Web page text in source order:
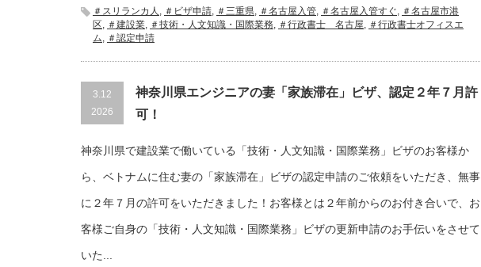
＃スリランカ人 , ＃ビザ申請, ＃三重県, ＃名古屋入管, ＃名古屋入管すぐ, ＃名古屋市港
区, ＃建設業, ＃技術・人文知識・国際業務, ＃行政書士 名古屋, ＃行政書士オフィスエ
ム, ＃認定申請
3.12
2026
神奈川県エンジニアの妻「家族滞在」ビザ、認定２年７月許
可！
神奈川県で建設業で働いている「技術・人文知識・国際業務」ビザのお客様か
ら、ベトナムに住む妻の「家族滞在」ビザの認定申請のご依頼をいただき、無事
に２年７月の許可をいただきました！お客様とは２年前からのお付き合いで、お
客様ご自身の「技術・人文知識・国際業務」ビザの更新申請のお手伝いをさせて
いた...